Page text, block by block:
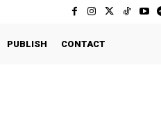
PUBLISH CONTACT